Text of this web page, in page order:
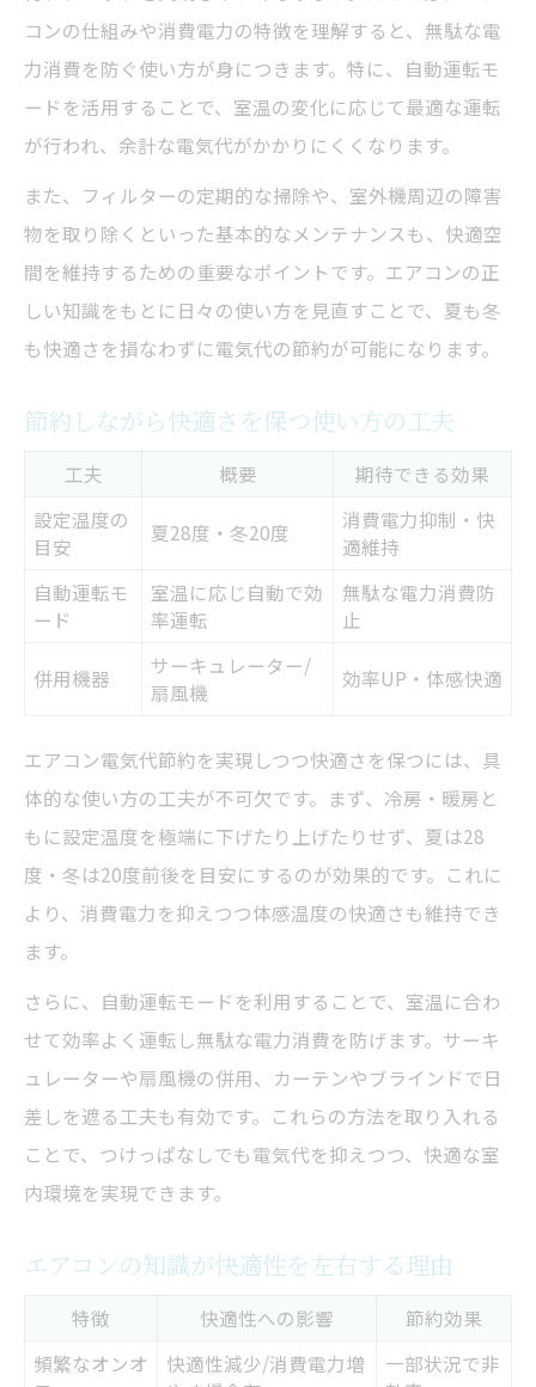
コンの仕組みや消費電力の特徴を理解すると、無駄な電
力消費を防ぐ使い方が身につきます。特に、自動運転モ
ードを活用することで、室温の変化に応じて最適な運転
が行われ、余計な電気代がかかりにくくなります。
また、フィルターの定期的な掃除や、室外機周辺の障害
物を取り除くといった基本的なメンテナンスも、快適空
間を維持するための重要なポイントです。エアコンの正
しい知識をもとに日々の使い方を見直すことで、夏も冬
も快適さを損なわずに電気代の節約が可能になります。
節約しながら快適さを保つ使い方の工夫
工夫 概要
期待できる効果
設定温度の
目安
夏28度・冬20度
消費電力抑制・快
適維持
自動運転モ
ード
室温に応じ自動で効
率運転
無駄な電力消費防
止
併用機器
サーキュレーター/
扇風機
効率UP・体感快適
エアコン電気代節約を実現しつつ快適さを保つには、具
体的な使い方の工夫が不可欠です。まず、冷房・暖房と
もに設定温度を極端に下げたり上げたりせず、夏は28
度・冬は20度前後を目安にするのが効果的です。これに
より、消費電力を抑えつつ体感温度の快適さも維持でき
ます。
さらに、自動運転モードを利用することで、室温に合わ
せて効率よく運転し無駄な電力消費を防げます。サーキ
ュレーターや扇風機の併用、カーテンやブラインドで日
差しを遮る工夫も有効です。これらの方法を取り入れる
ことで、つけっぱなしでも電気代を抑えつつ、快適な室
内環境を実現できます。
エアコンの知識が快適性を左右する理由
特徴 快適性への影響
節約効果
頻繁なオンオ
快適性減少/消費電力増
一部状況で非